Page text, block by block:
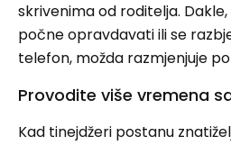
skrivenima od roditelja.
počne opravdavati ili se
telefon, možda razmjenjuje
Provodite više vremena
Kad tinejdžeri postanu